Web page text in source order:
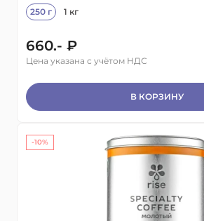
250 г 1 кг
660.- ₽
Цена указана с учётом НДС
В КОРЗИНУ
-10%